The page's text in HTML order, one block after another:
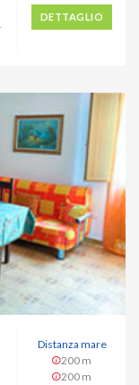
DETTAGLIO
Distanza mare
200 m
200 m